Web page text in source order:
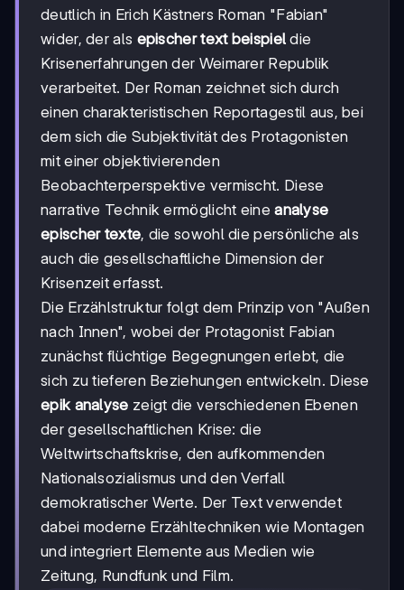
deutlich in Erich Kästners Roman "Fabian"
wider, der als epischer text beispiel die
Krisenerfahrungen der Weimarer Republik
verarbeitet. Der Roman zeichnet sich durch
einen charakteristischen Reportagestil aus, bei
dem sich die Subjektivität des Protagonisten
mit einer objektivierenden
Beobachterperspektive vermischt. Diese
narrative Technik ermöglicht eineanalyse
epischer texte, die sowohl die persönliche als
auch die gesellschaftliche Dimension der
Krisenzeit erfasst.
Die Erzählstruktur folgt dem Prinzip von "Außen
nach Innen", wobei der Protagonist Fabian
zunächst flüchtige Begegnungen erlebt, die
sich zu tieferen Beziehungen entwickeln. Diese
epik analyse zeigt die verschiedenen Ebenen
der gesellschaftlichen Krise: die
Weltwirtschaftskrise, den aufkommenden
Nationalsozialismus und den Verfall
demokratischer Werte. Der Text verwendet
dabei moderne Erzähltechniken wie Montagen
und integriert Elemente aus Medien wie
Zeitung, Rundfunk und Film.